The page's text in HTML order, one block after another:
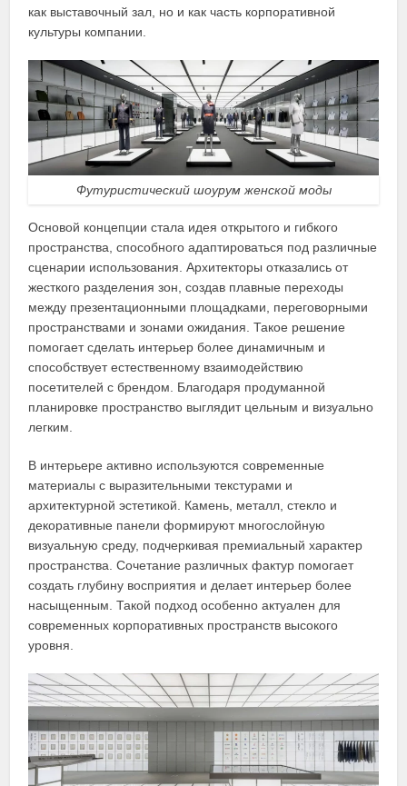
как выставочный зал, но и как часть корпоративной
культуры компании.
Футуристический шоурум женской моды
Основой концепции стала идея открытого и гибкого
пространства, способного адаптироваться под различные
сценарии использования. Архитекторы отказались от
жесткого разделения зон, создав плавные переходы
между презентационными площадками, переговорными
пространствами и зонами ожидания. Такое решение
помогает сделать интерьер более динамичным и
способствует естественному взаимодействию
посетителей с брендом. Благодаря продуманной
планировке пространство выглядит цельным и визуально
легким.
В интерьере активно используются современные
материалы с выразительными текстурами и
архитектурной эстетикой. Камень, металл, стекло и
декоративные панели формируют многослойную
визуальную среду, подчеркивая премиальный характер
пространства. Сочетание различных фактур помогает
создать глубину восприятия и делает интерьер более
насыщенным. Такой подход особенно актуален для
современных корпоративных пространств высокого
уровня.